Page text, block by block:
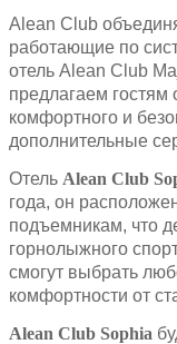
Alean Club
работающие по
отель Alean Club
предлагаем гостям
комфортного и
дополнительные
Отель Alean Club
года, он
подъемникам, что
горнолыжного
смогут выбрать
комфортности от
Alean Club Sophia